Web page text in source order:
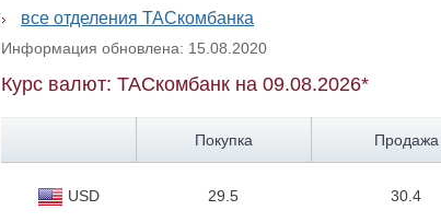
все отделения ТАСкомбанка
Информация обновлена: 15.08.2020
Курс валют: ТАСкомбанк на 09.08.2026*
Покупка Продажа
USD 29.5 30.4